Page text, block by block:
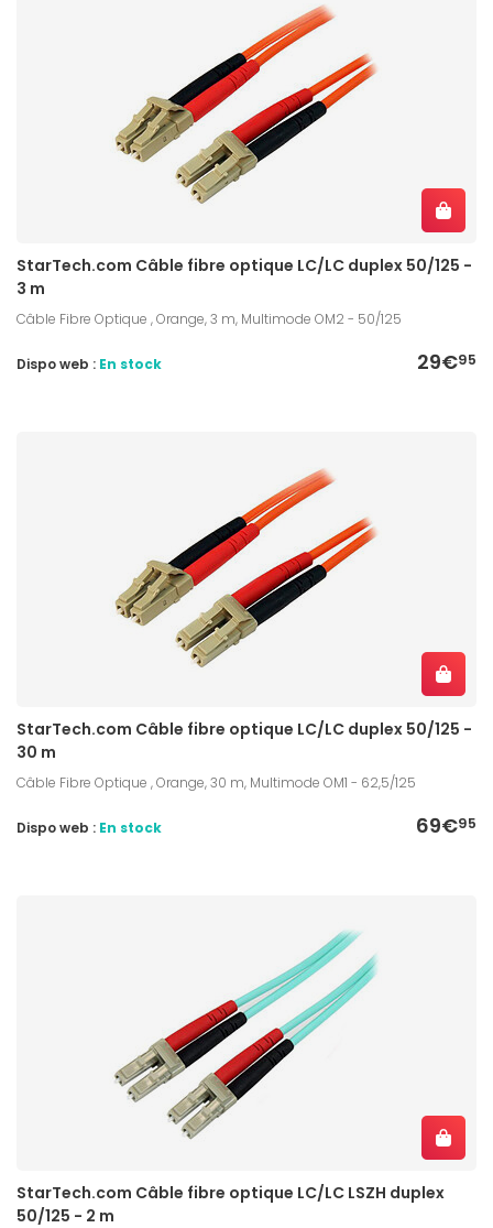
StarTech.com Câble fibre optique LC/LC duplex 50/125 -
3 m
Câble Fibre Optique , Orange, 3 m, Multimode OM2 - 50/125
29€95
Dispo web : En stock
StarTech.com Câble fibre optique LC/LC duplex 50/125 -
30 m
Câble Fibre Optique , Orange, 30 m, Multimode OM1 - 62,5/125
69€95
Dispo web : En stock
StarTech.com Câble fibre optique LC/LC LSZH duplex
50/125 - 2 m